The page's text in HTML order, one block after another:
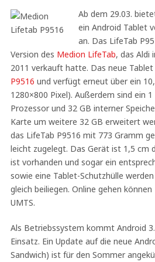
Ab dem 29.03.
ein Android Tablet
an. Das LifeTab
Version des Medion LifeTab, das Aldi
2011 verkauft hatte. Das neue
P9516 und verfügt erneut über ein
1280×800 Pixel). Außerdem sind ein
Prozessor und 32 GB interner
Karte um weitere 32 GB erweitert
das LifeTab P9516 mit 773 Gramm
leicht zugelegt. Das Gerät ist 1,5 cm
ist vorhanden und sogar ein
sowie eine Tablet-Schutzhülle
gleich beiliegen. Online gehen
UMTS.
Als Betriebssystem kommt Android
Einsatz. Ein Update auf die neue
Sandwich) ist für den Sommer